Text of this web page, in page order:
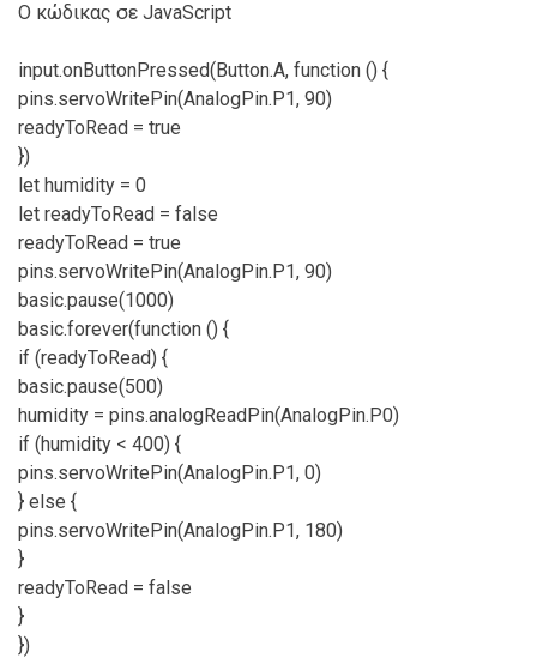
Ο κώδικας σε JavaScript
input.onButtonPressed(Button.A, function () {
pins.servoWritePin(AnalogPin.P1, 90)
readyToRead = true
})
let humidity = 0
let readyToRead = false
readyToRead = true
pins.servoWritePin(AnalogPin.P1, 90)
basic.pause(1000)
basic.forever(function () {
if (readyToRead) {
basic.pause(500)
humidity = pins.analogReadPin(AnalogPin.P0)
if (humidity < 400) {
pins.servoWritePin(AnalogPin.P1, 0)
} else {
pins.servoWritePin(AnalogPin.P1, 180)
}
readyToRead = false
}
})